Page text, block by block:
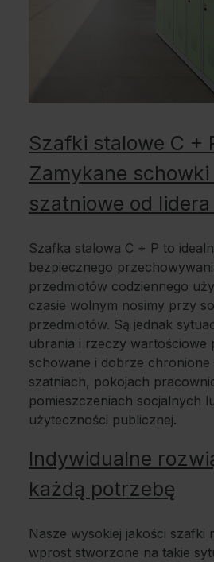
Szafki stalowe C +
Zamykane
szatniowe od
Szafka stalowa C + P to
bezpiecznego
przedmiotów codziennego
czasie wolnym nosimy przy
przedmiotów. Są jednak
ubrania i rzeczy wartościowe
schowane i dobrze chronione
szatniach, pokojach
pomieszczeniach socjalnych
użyteczności publicznej.
Indywidualne
każdą potrzebę
Nasze wysokiej jakości szafki
wprost stworzone na takie